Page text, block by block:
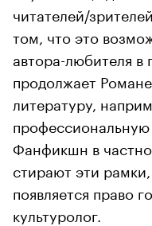
читателей/
том, что это
автора-любителя
продолжает
литературу,
Фанфикшн в
стирают эти
появляется право
культуролог.